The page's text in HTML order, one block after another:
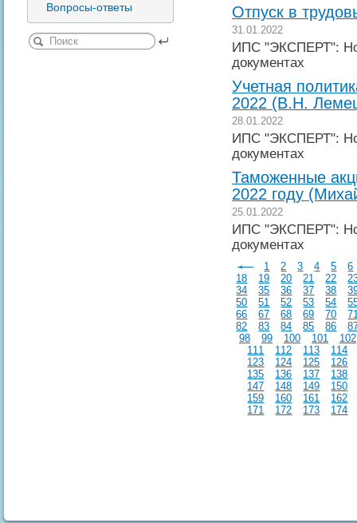
Вопросы-ответы
Отпуск в
31.01.2022
ИПС "ЭКСПЕРТ":
документах
Учетная
2022 (В.Н.
28.01.2022
ИПС "ЭКСПЕРТ":
документах
Таможенные
2022 году
25.01.2022
ИПС "ЭКСПЕРТ":
документах
1 2 3 4 5
6
18
19 20 21 22
34
35 36 37 38
50
51 52 53 54
66
67 68 69 70
82
83 84 85 86
98
99 100 101
102
111
112 113
114
123
124 125
126
135
136 137
138
147
148 149
150
159
160 161
162
171
172 173 174